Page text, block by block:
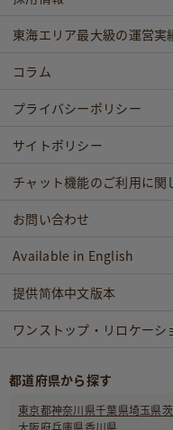
東海エリア最大級の運営実
コラム
プライバシーポリシー
サイトポリシー
チャット機能のご利用に関
お問い合わせ
Available in English
提供简体中文版本
ワンストップ・リロケー
都道府県から探す
東京都神奈川県千葉県埼玉県